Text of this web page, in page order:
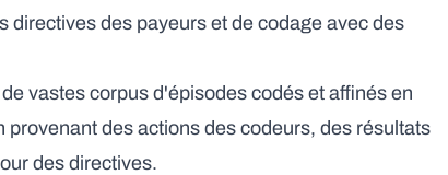
directives des payeurs et de codage avec des
vastes corpus d'épisodes codés et affinés en
des actions des codeurs, des résultats
des directives.